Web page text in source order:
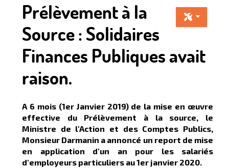
Prélèvement à la
Source : Solidaires
Finances Publiques avait
raison.
A 6 mois (1er Janvier 2019) de la mise en œuvre
effective du Prélèvement à la source, le
Ministre de l'Action et des Comptes Publics,
Monsieur Darmanin a annoncé un report de mise
en application d'un an pour les salariés
d'employeurs particuliers au 1er janvier 2020.